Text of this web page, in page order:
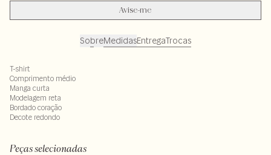
Avise-me
SobreMedidasEntregaTrocas
T-shirt
Comprimento médio
Manga curta
Modelagem reta
Bordado coração
Decote redondo
Peças selecionadas